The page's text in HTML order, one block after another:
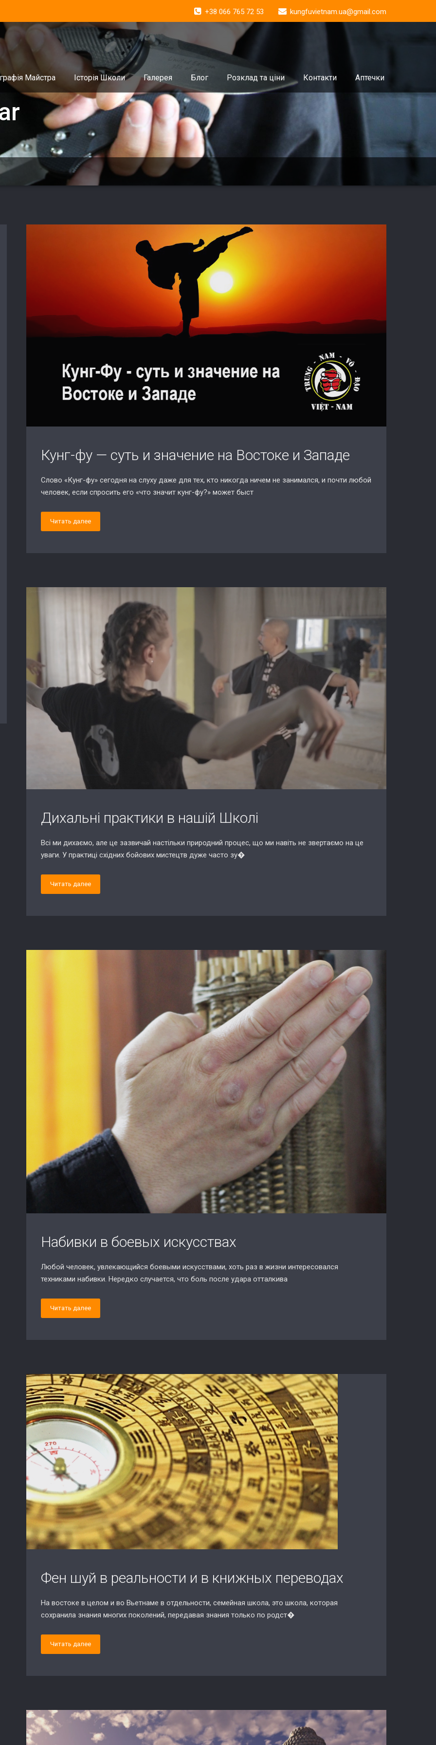
+38 066 765 72 53 kungfuvietnam.ua@gmail.com
Майстра Історія Школи Галерея Блог Розклад та ціни Контакти Аптечки
Кунг-фу — суть и значение на Востоке и Западе
Слово «Кунг-фу» сегодня на слуху даже для тех, кто никогда ничем не занимался, и почти любой
человек, если спросить его «что значит кунг-фу?» может быст
Читать далее
Дихальні практики в нашій Школі
Всі ми дихаємо, але це зазвичай настільки природний процес, що ми навіть не звертаємо на це
уваги. У практиці східних бойових мистецтв дуже часто зу�
Читать далее
Набивки в боевых искусствах
Любой человек, увлекающийся боевыми искусствами, хоть раз в жизни интересовался
техниками набивки. Нередко случается, что боль после удара отталкива
Читать далее
Фен шуй в реальности и в книжных переводах
На востоке в целом и во Вьетнаме в отдельности, семейная школа, это школа, которая
сохранила знания многих поколений, передавая знания только по родст�
Читать далее